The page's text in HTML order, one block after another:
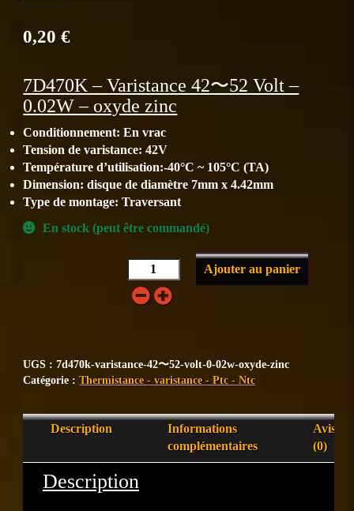
0,20€
7D470K – Varistance 42〜52 Volt –
0.02W – oxyde zinc
Conditionnement: En vrac
Tension de varistance: 42V
Température d’utilisation:-40°C ~ 105°C (TA)
Dimension: disque de diamètre 7mm x 4.42mm
Type de montage: Traversant
En stock (peut être commandé)
Ajouter au panier
UGS :7d470k-varistance-42〜52-volt-0-02w-oxyde-zinc
Catégorie :Thermistance - varistance - Ptc - Ntc
Description
Informations
complémentaires
Avis
(0)
Description